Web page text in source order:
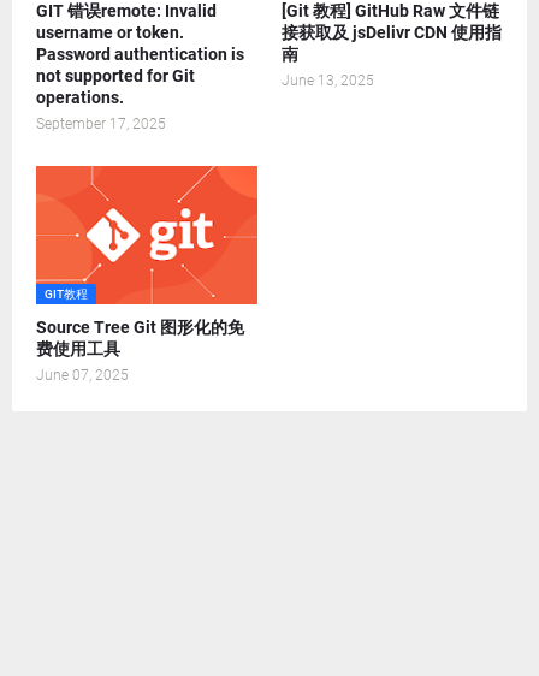
GIT 错误remote: Invalid
username or token.
Password authentication is
not supported for Git
operations.
September 17, 2025
[Git 教程] GitHub Raw 文件链
接获取及 jsDelivr CDN 使用指
南
June 13, 2025
GIT教程
Source Tree Git 图形化的免
费使用工具
June 07, 2025